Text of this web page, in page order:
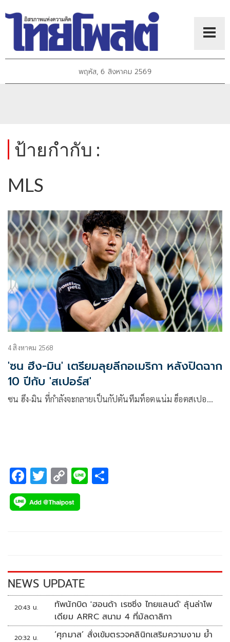
พฤหัส, 6 สิงหาคม 2569
ป้ายกำกับ :
MLS
4 สิงหาคม 2568
'ซน ฮึง-มิน' เตรียมลุยลีกอเมริกา หลังปิดฉาก
10 ปีกับ 'สเปอร์ส'
ซน ฮึง-มิน ที่กำลังจะกลายเป็นกัปตันทีมท็อตแน่ม ฮ็อตสเปอ…
F
ac
e
k
T
wi
tt
C
o
p
k
Li
NEWS UPDATE
20:43 น.
ทัพนักบิด 'ฮอนด้า เรซซิ่ง ไทยแลนด์' ลุ้นล่าโพ
เดียม ARRC สนาม 4 ที่มัลดาลิกา
20:32 น.
‘ศุภมาส’ สั่งเข้มตรวจคลินิกเสริมความงาม ย้ำ